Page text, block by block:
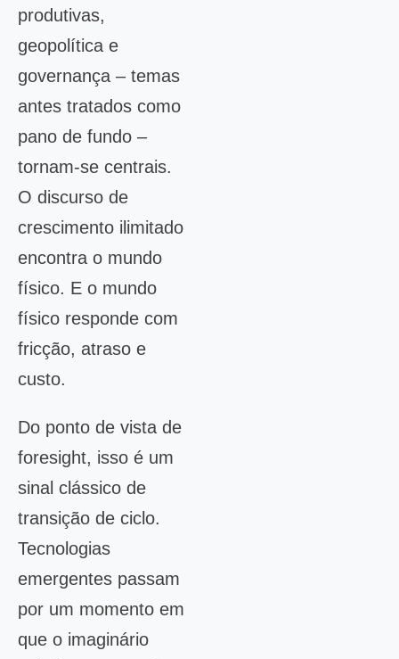
produtivas,
geopolítica e
governança – temas
antes tratados como
pano de fundo –
tornam-se centrais.
O discurso de
crescimento ilimitado
encontra o mundo
físico. E o mundo
físico responde com
fricção, atraso e
custo.
Do ponto de vista de
foresight, isso é um
sinal clássico de
transição de ciclo.
Tecnologias
emergentes passam
por um momento em
que o imaginário